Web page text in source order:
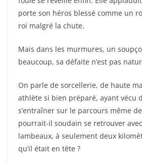
porte son héros blessé comme un
roi malgré la chute.
Mais dans les murmures, un
beaucoup, sa défaite n’est pas
On parle de sorcellerie, de haute
athlète si bien préparé, ayant vécu
s’entraîner sur le parcours même
pourrait-il soudain se retrouver
lambeaux, à seulement deux
qu’il était en tête ?